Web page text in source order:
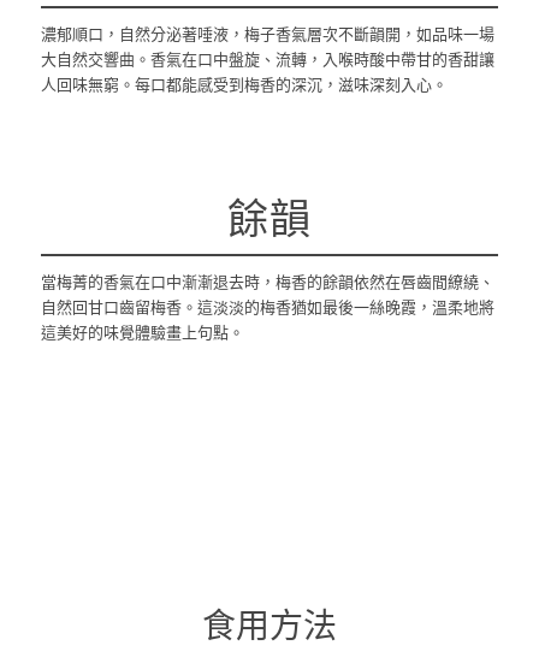
濃郁順口，自然分泌著唾液，梅子香氣層次不斷韻開，如品味一場
大自然交響曲。香氣在口中盤旋、流轉，入喉時酸中帶甘的香甜讓
人回味無窮。每口都能感受到梅香的深沉，滋味深刻入心。
餘韻
當梅菁的香氣在口中漸漸退去時，梅香的餘韻依然在唇齒間繚繞、
自然回甘口齒留梅香。這淡淡的梅香猶如最後一絲晚霞，溫柔地將
這美好的味覺體驗畫上句點。
食用方法